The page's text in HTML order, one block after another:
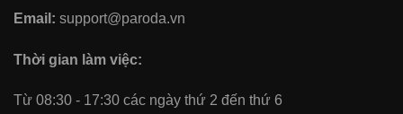
Email: support@paroda.vn
Thời gian làm việc:
Từ 08:30 - 17:30 các ngày thứ 2 đến thứ 6